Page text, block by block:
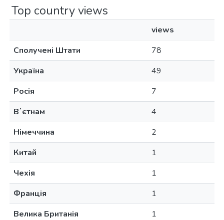
Top country views
views
Сполучені Штати
78
Україна
49
Росія
7
Вʼєтнам
4
Німеччина
2
Китай
1
Чехія
1
Франція
1
Велика Британія
1